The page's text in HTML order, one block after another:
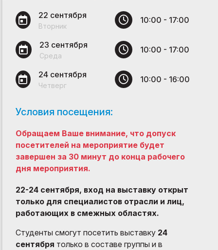
22 сентября
Вторник
10:00 - 17:00
23 сентября
Среда
10:00 - 17:00
24 сентября
Четверг
10:00 - 16:00
Условия посещения:
Обращаем Ваше внимание, что допуск
посетителей на мероприятие будет
завершен за 30 минут до конца рабочего
дня мероприятия.
22-24 сентября, вход на выставку открыт
только для специалистов отрасли и лиц,
работающих в смежных областях.
Студенты смогут посетить выставку 24
сентября только в составе группы и в